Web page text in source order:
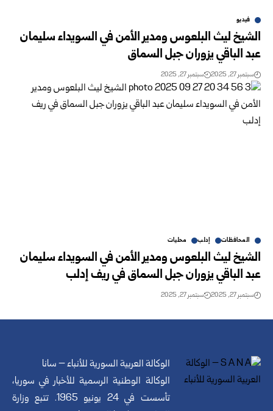
فيديو
الشيخ ليث البلعوس ومدير الأمن في السويداء سليمان
عبد الباقي يزوران جبل السماق
سبتمبر 27, 2025 سبتمبر 27, 2025
المحافظات إدلب محليات
الشيخ ليث البلعوس ومدير الأمن في السويداء سليمان
عبد الباقي يزوران جبل السماق في ريف إدلب
سبتمبر 27, 2025 سبتمبر 27, 2025
الوكالة العربية السورية للأنباء – سانا
الوكالة الوطنية الرسمية للأخبار في سوريا،
تأسست في 24 يونيو 1965. تتبع وزارة